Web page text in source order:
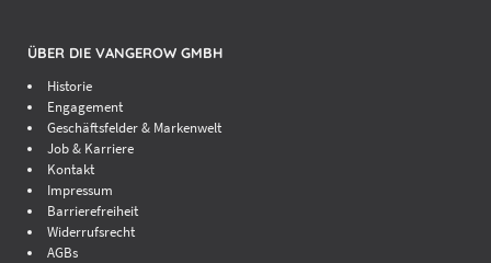
ÜBER DIE VANGEROW GMBH
Historie
Engagement
Geschäftsfelder & Markenwelt
Job & Karriere
Kontakt
Impressum
Barrierefreiheit
Widerrufsrecht
AGBs